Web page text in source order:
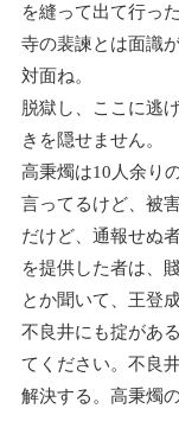
を縫って出て行っ
寺の裴諫とは面識
対面ね。
脱獄し、ここに逃
きを隠せません。
高秉燭は10人余り
言ってるけど、被
だけど、通報せぬ
を提供した者は、
とか聞いて、王登
不良井にも掟があ
てください。不良
解決する。高秉燭